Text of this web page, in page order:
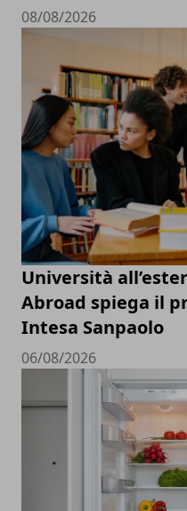
08/08/2026
Università
Abroad spiega il
Intesa Sanpaolo
06/08/2026